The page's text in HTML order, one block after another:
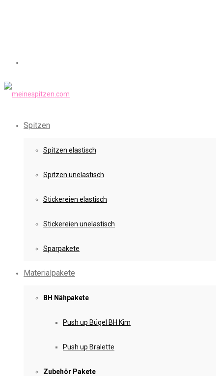
Spitzen
Spitzen elastisch
Spitzen unelastisch
Stickereien elastisch
Stickereien unelastisch
Sparpakete
Materialpakete
BH Nähpakete
Push up Bügel BH Kim
Push up Bralette
Zubehör Pakete